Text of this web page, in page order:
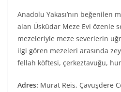
Anadolu Yakası’nın beğenilen
alan Üsküdar Meze Evi özenle
mezeleriyle meze severlerin
ilgi gören mezeleri arasında
fellah köftesi, çerkeztavuğu,
Adres: Murat Reis, Çavuşdere